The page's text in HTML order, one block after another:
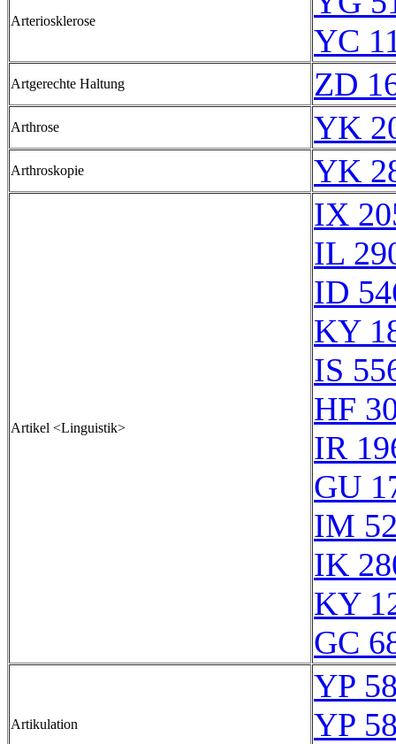
Arteriosklerose
YC
Artgerechte Haltung ZD
Arthrose YK
Arthroskopie YK
Artikel <Linguistik>
IX
IL
ID
KY
IS
HF
IR
GU
IM
IK
KY
GC
Artikulation
YP
YP